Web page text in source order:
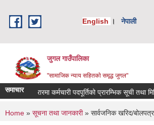
English
। नेपाली
जुगल गाउँपालिका
"सामाजिक न्याय सहितकाे समृद्ध जुगल"
समाचार
सेवा करारमा कर्मचारी पदपूर्तिको प्रारम्भिक सूची तथा मिति,
You are here
Home » सूचना तथा जानकारी» सार्वजनिक खरिद/